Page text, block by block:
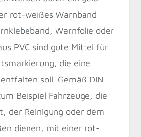
rot-weißes Warnband
Warnfolie oder
PVC sind gute Mittel für
die eine
soll. Gemäß DIN
Beispiel Fahrzeuge, die
der Reinigung oder dem
dienen, mit einer rot-